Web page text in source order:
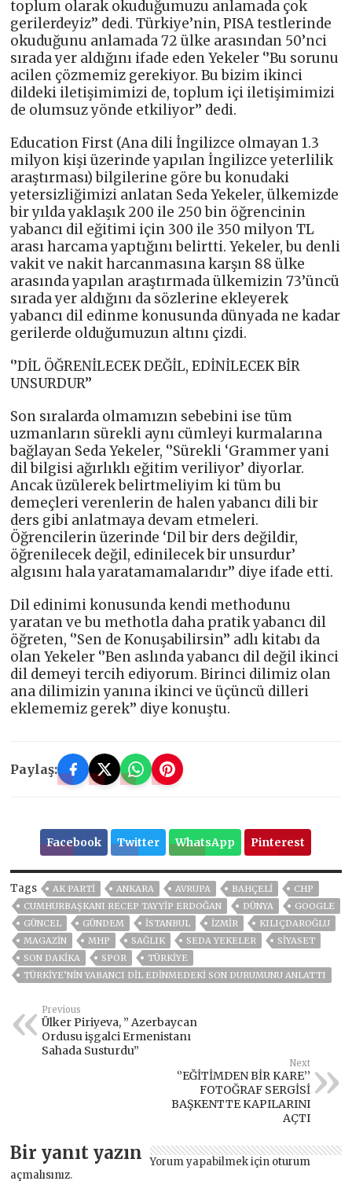
toplum olarak okuduğumuzu anlamada çok
gerilerdeyiz’’ dedi. Türkiye’nin, PISA testlerinde
okuduğunu anlamada 72 ülke arasından 50’nci
sırada yer aldığını ifade eden Yekeler ‘’Bu sorunu
acilen çözmemiz gerekiyor. Bu bizim ikinci
dildeki iletişimimizi de, toplum içi iletişimimizi
de olumsuz yönde etkiliyor’’ dedi.
Education First (Ana dili İngilizce olmayan 1.3
milyon kişi üzerinde yapılan İngilizce yeterlilik
araştırması) bilgilerine göre bu konudaki
yetersizliğimizi anlatan Seda Yekeler, ülkemizde
bir yılda yaklaşık 200 ile 250 bin öğrencinin
yabancı dil eğitimi için 300 ile 350 milyon TL
arası harcama yaptığını belirtti. Yekeler, bu denli
vakit ve nakit harcanmasına karşın 88 ülke
arasında yapılan araştırmada ülkemizin 73’üncü
sırada yer aldığını da sözlerine ekleyerek
yabancı dil edinme konusunda dünyada ne kadar
gerilerde olduğumuzun altını çizdi.
‘’DİL ÖĞRENİLECEK DEĞİL, EDİNİLECEK BİR
UNSURDUR’’
Son sıralarda olmamızın sebebini ise tüm
uzmanların sürekli aynı cümleyi kurmalarına
bağlayan Seda Yekeler, ‘’Sürekli ‘Grammer yani
dil bilgisi ağırlıklı eğitim veriliyor’ diyorlar.
Ancak üzülerek belirtmeliyim ki tüm bu
demeçleri verenlerin de halen yabancı dili bir
ders gibi anlatmaya devam etmeleri.
Öğrencilerin üzerinde ‘Dil bir ders değildir,
öğrenilecek değil, edinilecek bir unsurdur’
algısını hala yaratamamalarıdır’’ diye ifade etti.
Dil edinimi konusunda kendi methodunu
yaratan ve bu methotla daha pratik yabancı dil
öğreten, ‘’Sen de Konuşabilirsin’’ adlı kitabı da
olan Yekeler ‘’Ben aslında yabancı dil değil ikinci
dil demeyi tercih ediyorum. Birinci dilimiz olan
ana dilimizin yanına ikinci ve üçüncü dilleri
eklememiz gerek’’ diye konuştu.
Paylaş:
Facebook Twitter WhatsApp Pinterest
Tags AK PARTİ ANKARA AVRUPA BAHÇELİ
CHP
CUMHURBAŞKANI RECEP TAYYIP ERDOĞAN
DÜNYA
GOOGLE
GÜNCEL
GÜNDEM ISTANBUL İZMIR
KILIÇDAROĞLU
MAGAZİN
MHP SAĞLIK SEDA YEKELER
SİYASET
SON DAKIKA
SPOR
TÜRKİYE
TÜRKIYE’NIN YABANCI DIL EDINMEDEKI SON DURUMUNU ANLATTI
Previous
Ülker Piriyeva, ” Azerbaycan
Ordusu işgalci Ermenistanı
Sahada Susturdu”
Next
‘’EĞİTİMDEN BİR KARE’’
FOTOĞRAF SERGİSİ
BAŞKENTTE KAPILARINI
AÇTI
Bir yanıt yazın Yorum yapabilmek için oturum
açmalısınız.